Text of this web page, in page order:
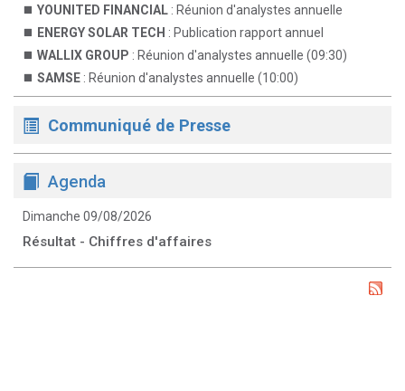
YOUNITED FINANCIAL : Réunion d'analystes annuelle
ENERGY SOLAR TECH : Publication rapport annuel
WALLIX GROUP : Réunion d'analystes annuelle (09:30)
SAMSE : Réunion d'analystes annuelle (10:00)
Communiqué de Presse
Agenda
Dimanche 09/08/2026
Résultat - Chiffres d'affaires